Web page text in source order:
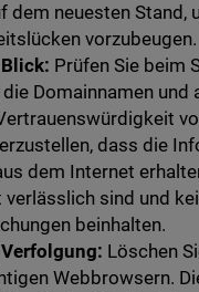
dem neuesten Stand,
vorzubeugen.
Prüfen Sie beim
Domainnamen und
dass die
dem Internet
verlässlich sind und
beinhalten.
Löschen
Webbrowsern.